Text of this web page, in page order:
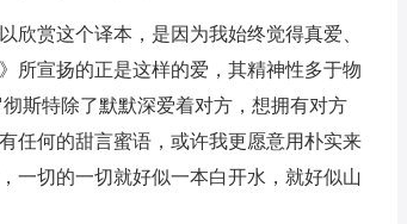
欣赏这个译本，是因为我始终觉得真爱、
所宣扬的正是这样的爱，其精神性多于物
斯特除了默默深爱着对方，想拥有对方
任何的甜言蜜语，或许我更愿意用朴实来
一切的一切就好似一本白开水，就好似山